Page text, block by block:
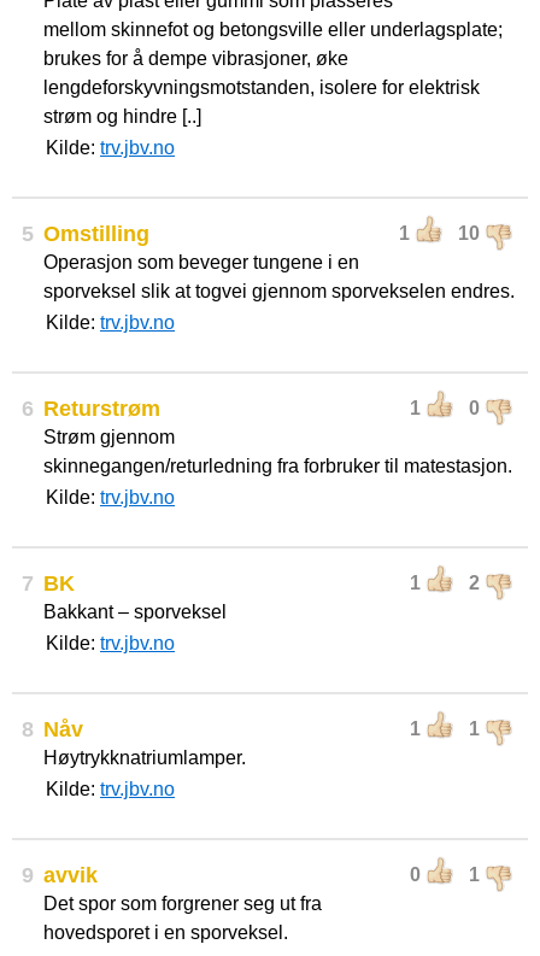
mellom skinnefot og betongsville eller underlagsplate;
brukes for å dempe vibrasjoner, øke
lengdeforskyvningsmotstanden, isolere for elektrisk
strøm og hindre [..]
Kilde: trv.jbv.no
5 1 10
Omstilling
Operasjon som beveger tungene i en
sporveksel slik at togvei gjennom sporvekselen endres.
Kilde: trv.jbv.no
6 1 0
Returstrøm
Strøm gjennom
skinnegangen/returledning fra forbruker til matestasjon.
Kilde: trv.jbv.no
7 1 2
BK
Bakkant – sporveksel
Kilde: trv.jbv.no
8 1 1
Nåv
Høytrykknatriumlamper.
Kilde: trv.jbv.no
9 0 1
avvik
Det spor som forgrener seg ut fra
hovedsporet i en sporveksel.